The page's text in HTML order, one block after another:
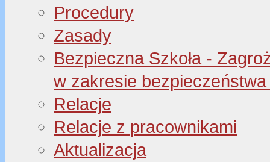
Procedury
Zasady
Bezpieczna Szkoła -
w zakresie
Relacje
Relacje z pracownikami
Aktualizacja